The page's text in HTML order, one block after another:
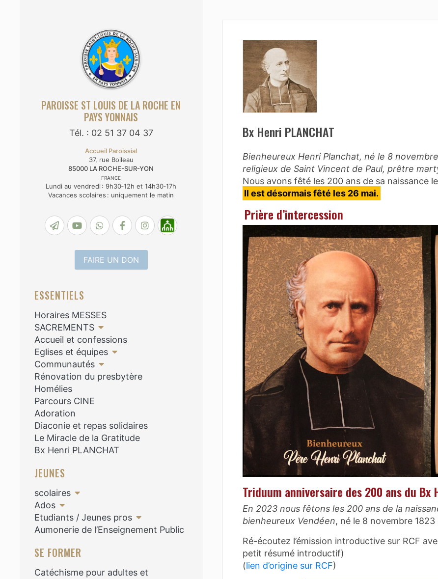
PAROISSE ST LOUIS DE LA ROCHE EN
PAYS YONNAIS
Tél. : 02 51 37 04 37
Accueil Paroissial
37, rue Boileau
85000 LA ROCHE-SUR-YON
FRANCE
Lundi au vendredi : 9h30‑12h et 14h30‑17h
Vacances scolaires : uniquement le matin
FAIRE UN DON
ESSENTIELS
Horaires MESSES
SACREMENTS
Accueil et confessions
Eglises et équipes
Communautés
Rénovation du presbytère
Homélies
Parcours CINE
Adoration
Diaconie et repas solidaires
Le Miracle de la Gratitude
Bx Henri PLANCHAT
JEUNES
scolaires
Ados
Etudiants / Jeunes pros
Aumonerie de l’Enseignement Public
SE FORMER
Catéchisme pour adultes et
Bx Henri PLANCHAT
Bienheureux Henri Planchat, né le 8
religieux de Saint Vincent de Paul, prêtre
Nous avons fêté les 200 ans de sa naissance
Il est désormais fêté les 26 mai.
Prière d’intercession
Triduum anniversaire des 200 ans du Bx
En 2023 nous fêtons les 200 ans de la
bienheureux Vendéen, né le 8 novembre 1823
Ré-écoutez l’émission introductive sur RCF
petit résumé introductif)
(lien d’origine sur RCF)